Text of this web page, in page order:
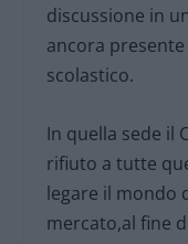
discussione in
ancora
scolastico.
In quella sede il
rifiuto a tutte
legare il mondo
mercato,al fine